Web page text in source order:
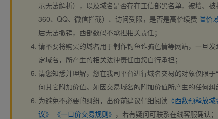
示无法解析），以及域名是否存在工信部黑名单，被墙、
360、QQ、微信拦截）、访问受限，是否是高价续费 溢价
后无法撤销，西部数码不承担相关责任；
请不要将购买的域名用于制作钓鱼诈骗色情等网站，一旦
定域名，所产生的相关法律责任由您自行承担；
请您知悉并理解，您在我司平台进行域名交易的对象仅限于
何其它附加价值。如因交易域名的附加价值所产生的任何
为避免不必要的纠纷，出价前建议仔细阅读 《西数预释放
议》
《一口价交易规则》 ，若有疑问可联系在线客服确认；